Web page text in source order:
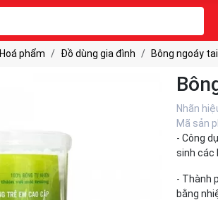
Hoá phẩm Đồ dùng gia đình Bông ngoáy tai
Nhãn
Mã sản
- Công
sinh các
- Thành
bằng